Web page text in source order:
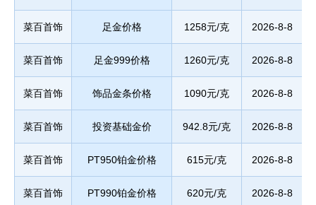
菜百首饰 足金价格 1258元/克 2026-8-8
菜百首饰 足金999价格 1260元/克 2026-8-8
菜百首饰 饰品金条价格 1090元/克 2026-8-8
菜百首饰 投资基础金价 942.8元/克 2026-8-8
菜百首饰 PT950铂金价格 615元/克 2026-8-8
菜百首饰 PT990铂金价格 620元/克 2026-8-8